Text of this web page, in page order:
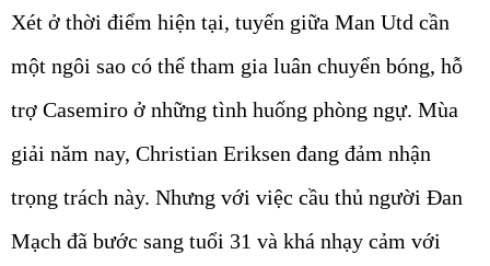
Xét ở thời điểm hiện tại, tuyến giữa Man Utd cần
một ngôi sao có thể tham gia luân chuyển bóng, hỗ
trợ Casemiro ở những tình huống phòng ngự. Mùa
giải năm nay, Christian Eriksen đang đảm nhận
trọng trách này. Nhưng với việc cầu thủ người Đan
Mạch đã bước sang tuổi 31 và khá nhạy cảm với